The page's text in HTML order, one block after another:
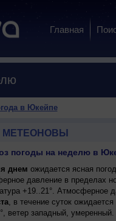
Главная
в Юкейпе
МЕТЕОНОВЫ
погоды на неделю в
днем ожидается ясная
давление в пределах
+19..21°. Атмосферное
, в течение суток
ветер западный, умеренный.